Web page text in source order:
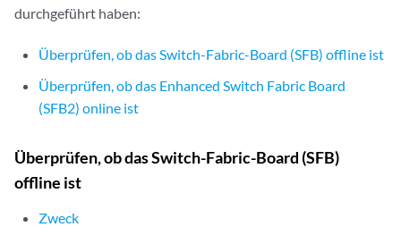
durchgeführt haben:
Überprüfen, ob das Switch-Fabric-Board (SFB) offline ist
Überprüfen, ob das Enhanced Switch Fabric Board
(SFB2) online ist
Überprüfen, ob das Switch-Fabric-Board (SFB)
offline ist
Zweck